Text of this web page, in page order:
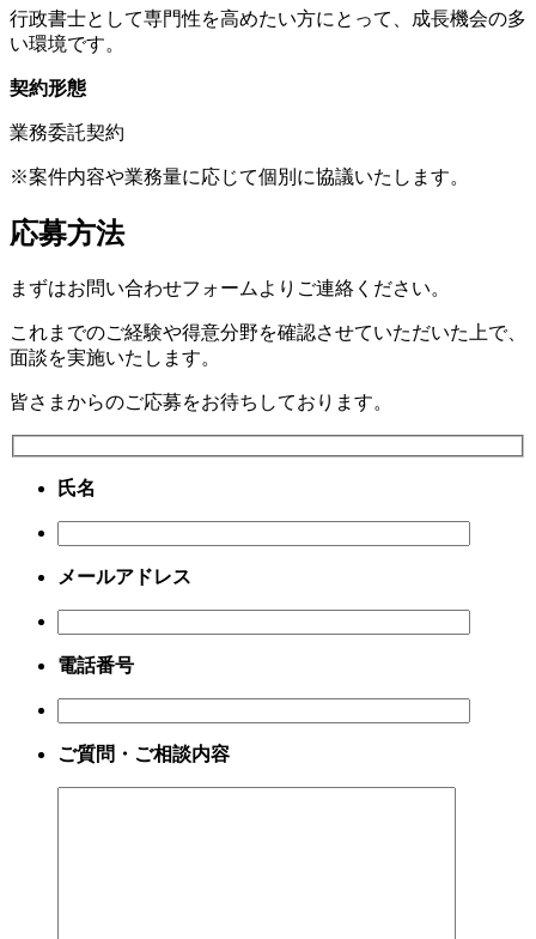
行政書士として専門性を高めたい方にとって、成長機会の多
い環境です。
契約形態
業務委託契約
※案件内容や業務量に応じて個別に協議いたします。
応募方法
まずはお問い合わせフォームよりご連絡ください。
これまでのご経験や得意分野を確認させていただいた上で、
面談を実施いたします。
皆さまからのご応募をお待ちしております。
氏名
メールアドレス
電話番号
ご質問・ご相談内容